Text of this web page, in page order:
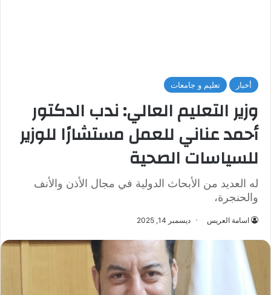
أخبار تعليم و جامعات
وزير التعليم العالي: ندب الدكتور
أحمد عناني للعمل مستشارًا للوزير
للسياسات الصحية
له العديد من الأبحاث الدولية في مجال الأذن والأنف
والحنجرة،
اسامة العريس ديسمبر 14, 2025